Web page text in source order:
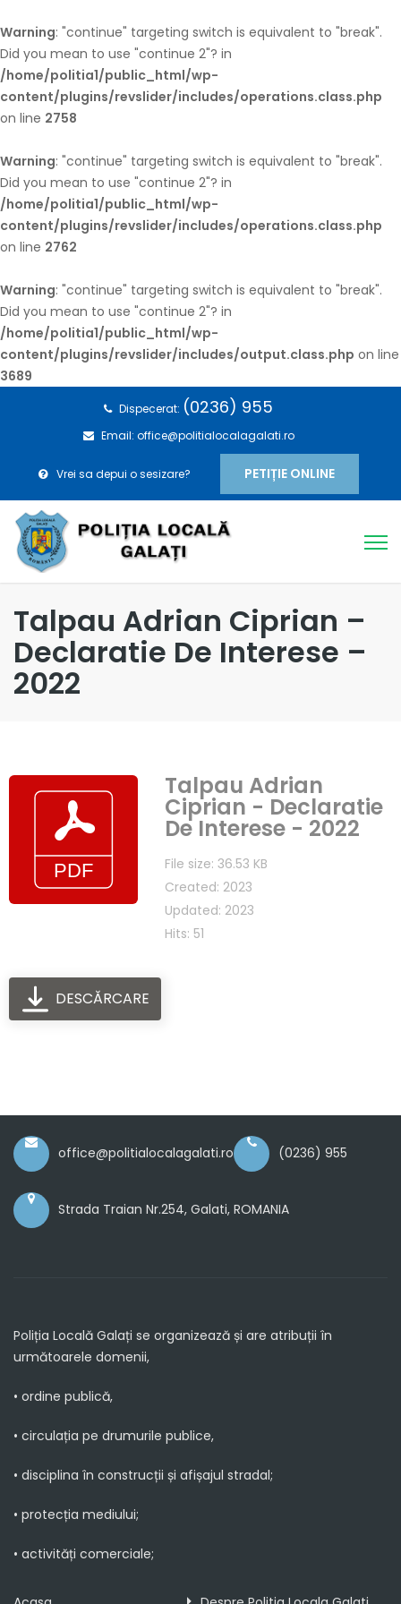
Warning: "continue" targeting switch is equivalent to "break".
Did you mean to use "continue 2"? in
/home/politia1/public_html/wp-
content/plugins/revslider/includes/operations.class.php
on line 2758
Warning: "continue" targeting switch is equivalent to "break".
Did you mean to use "continue 2"? in
/home/politia1/public_html/wp-
content/plugins/revslider/includes/operations.class.php
on line 2762
Warning: "continue" targeting switch is equivalent to "break".
Did you mean to use "continue 2"? in
/home/politia1/public_html/wp-
content/plugins/revslider/includes/output.class.php on line
3689
Dispecerat: (0236) 955
Email: office@politialocalagalati.ro
Vrei sa depui o sesizare? PETIȚIE ONLINE
Talpau Adrian Ciprian –
Declaratie De Interese –
2022
Talpau Adrian
Ciprian - Declaratie
De Interese - 2022
File size: 36.53 KB
Created: 2023
Updated: 2023
Hits: 51
DESCĂRCARE
office@politialocalagalati.ro (0236) 955
Strada Traian Nr.254, Galati, ROMANIA
Poliția Locală Galați se organizează și are atribuții în
următoarele domenii,
• ordine publică,
• circulația pe drumurile publice,
• disciplina în construcții și afișajul stradal;
• protecția mediului;
• activități comerciale;